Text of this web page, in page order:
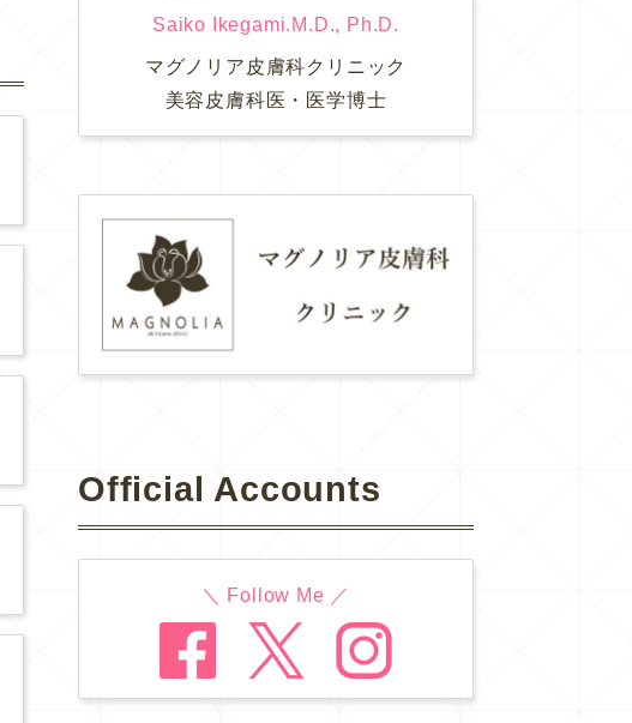
Saiko Ikegami.M.D., Ph.D.
マグノリア皮膚科クリニック
美容皮膚科医・医学博士
Official Accounts
＼ Follow Me ／